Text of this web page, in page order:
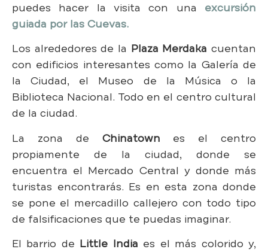
puedes hacer la visita con una excursión
guiada por las Cuevas.
Los alrededores de la Plaza Merdakacuentan
con edificios interesantes como la Galería de
la Ciudad, el Museo de la Música o la
Biblioteca Nacional. Todo en el centro cultural
de la ciudad.
La zona de Chinatown es el centro
propiamente de la ciudad, donde se
encuentra el Mercado Central y donde más
turistas encontrarás. Es en esta zona donde
se pone el mercadillo callejero con todo tipo
de falsificaciones que te puedas imaginar.
El barrio de Little India es el más colorido y,